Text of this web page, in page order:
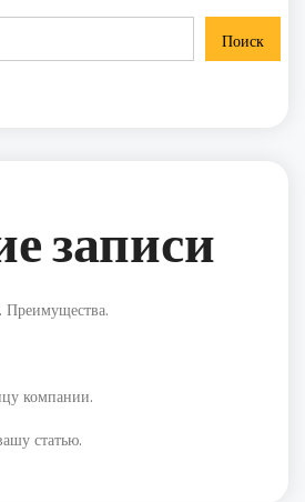
Поиск
записи
Преимущества.
компании.
статью.